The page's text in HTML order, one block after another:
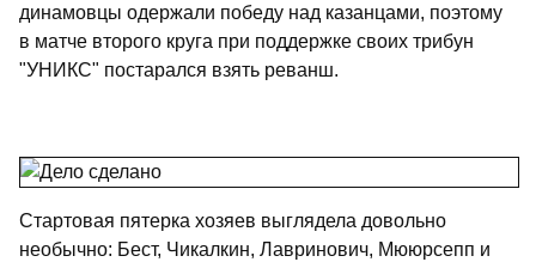
динамовцы одержали победу над казанцами, поэтому
в матче второго круга при поддержке своих трибун
"УНИКС" постарался взять реванш.
Стартовая пятерка хозяев выглядела довольно
необычно: Бест, Чикалкин, Лавринович, Мююрсепп и